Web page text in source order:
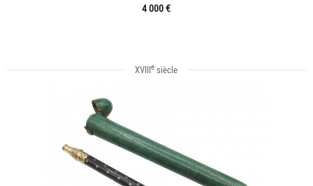
4 000 €
XVIIIe siècle